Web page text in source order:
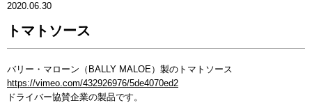
2020.06.30
トマトソース
バリー・マローン（BALLY MALOE）製のトマトソース
https://vimeo.com/432926976/5de4070ed2
ドライバー協賛企業の製品です。